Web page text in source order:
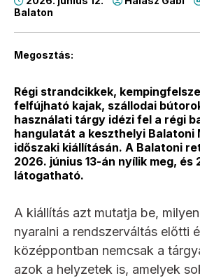
Balaton
Megosztás:
Régi strandcikkek,
felfújható kajak, szállodai
használati tárgy idézi fel a régi
hangulatát a keszthelyi Balatoni
időszaki kiállításán. A Balatoni
2026. június 13-án nyílik meg, és
látogatható.
A kiállítás azt mutatja be,
nyaralni a rendszerváltás előtti
középpontban nemcsak a
azok a helyzetek is, amelyek